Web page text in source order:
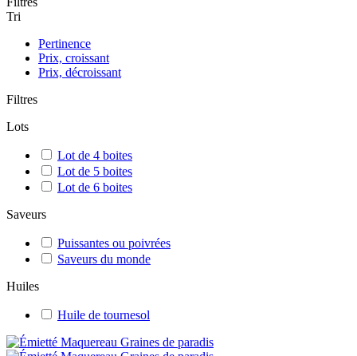
Tri
Pertinence
Prix, croissant
Prix, décroissant
Filtres
Lots
Lot de 4 boites
Lot de 5 boites
Lot de 6 boites
Saveurs
Puissantes ou poivrées
Saveurs du monde
Huiles
Huile de tournesol